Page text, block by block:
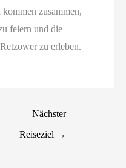
zusammen,
feiern und die
zu erleben.
Nächster
Reiseziel →